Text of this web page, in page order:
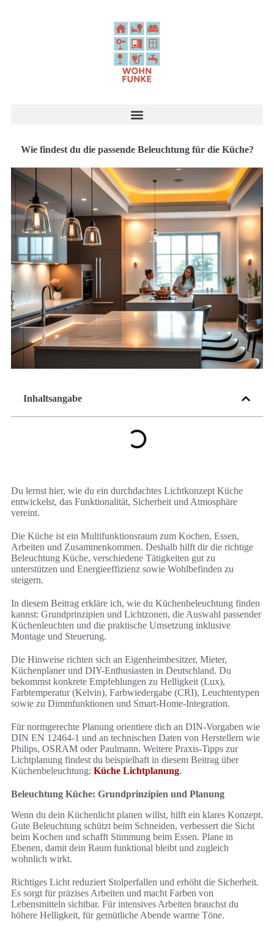
Wie findest du die passende Beleuchtung für die Küche?
Inhaltsangabe
Du lernst hier, wie du ein durchdachtes Lichtkonzept Küche
entwickelst, das Funktionalität, Sicherheit und Atmosphäre
vereint.
Die Küche ist ein Multifunktionsraum zum Kochen, Essen,
Arbeiten und Zusammenkommen. Deshalb hilft dir die richtige
Beleuchtung Küche, verschiedene Tätigkeiten gut zu
unterstützen und Energieeffizienz sowie Wohlbefinden zu
steigern.
In diesem Beitrag erkläre ich, wie du Küchenbeleuchtung finden
kannst: Grundprinzipien und Lichtzonen, die Auswahl passender
Küchenleuchten und die praktische Umsetzung inklusive
Montage und Steuerung.
Die Hinweise richten sich an Eigenheimbesitzer, Mieter,
Küchenplaner und DIY-Enthusiasten in Deutschland. Du
bekommst konkrete Empfehlungen zu Helligkeit (Lux),
Farbtemperatur (Kelvin), Farbwiedergabe (CRI), Leuchtentypen
sowie zu Dimmfunktionen und Smart-Home-Integration.
Für normgerechte Planung orientiere dich an DIN-Vorgaben wie
DIN EN 12464-1 und an technischen Daten von Herstellern wie
Philips, OSRAM oder Paulmann. Weitere Praxis-Tipps zur
Lichtplanung findest du beispielhaft in diesem Beitrag über
Küchenbeleuchtung: Küche Lichtplanung.
Beleuchtung Küche: Grundprinzipien und Planung
Wenn du dein Küchenlicht planen willst, hilft ein klares Konzept.
Gute Beleuchtung schützt beim Schneiden, verbessert die Sicht
beim Kochen und schafft Stimmung beim Essen. Plane in
Ebenen, damit dein Raum funktional bleibt und zugleich
wohnlich wirkt.
Richtiges Licht reduziert Stolperfallen und erhöht die Sicherheit.
Es sorgt für präzises Arbeiten und macht Farben von
Lebensmitteln sichtbar. Für intensives Arbeiten brauchst du
höhere Helligkeit, für gemütliche Abende warme Töne.